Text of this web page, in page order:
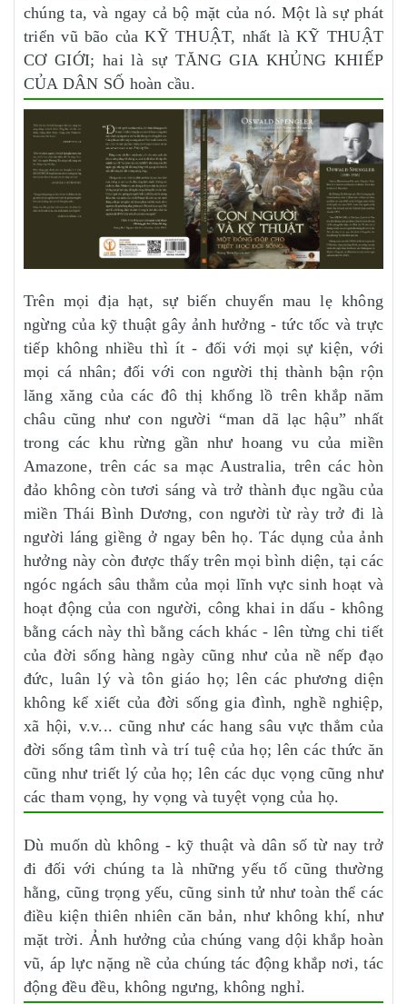
chúng ta, và ngay cả bộ mặt của nó. Một là sự phát
triển vũ bão của KỸ THUẬT, nhất là KỸ THUẬT
CƠ GIỚI; hai là sự TĂNG GIA KHỦNG KHIẾP
CỦA DÂN SỐ hoàn cầu.
Trên mọi địa hạt, sự biến chuyển mau lẹ không
ngừng của kỹ thuật gây ảnh hưởng - tức tốc và trực
tiếp không nhiều thì ít - đối với mọi sự kiện, với
mọi cá nhân; đối với con người thị thành bận rộn
lăng xăng của các đô thị khổng lồ trên khắp năm
châu cũng như con người “man dã lạc hậu” nhất
trong các khu rừng gần như hoang vu của miền
Amazone, trên các sa mạc Australia, trên các hòn
đảo không còn tươi sáng và trở thành đục ngầu của
miền Thái Bình Dương, con người từ rày trở đi là
người láng giềng ở ngay bên họ. Tác dụng của ảnh
hưởng này còn được thấy trên mọi bình diện, tại các
ngóc ngách sâu thẳm của mọi lĩnh vực sinh hoạt và
hoạt động của con người, công khai in dấu - không
bằng cách này thì bằng cách khác - lên từng chi tiết
của đời sống hàng ngày cũng như của nề nếp đạo
đức, luân lý và tôn giáo họ; lên các phương diện
không kể xiết của đời sống gia đình, nghề nghiệp,
xã hội, v.v... cũng như các hang sâu vực thẳm của
đời sống tâm tình và trí tuệ của họ; lên các thức ăn
cũng như triết lý của họ; lên các dục vọng cũng như
các tham vọng, hy vọng và tuyệt vọng của họ.
Dù muốn dù không - kỹ thuật và dân số từ nay trở
đi đối với chúng ta là những yếu tố cũng thường
hằng, cũng trọng yếu, cũng sinh tử như toàn thể các
điều kiện thiên nhiên căn bản, như không khí, như
mặt trời. Ảnh hưởng của chúng vang dội khắp hoàn
vũ, áp lực nặng nề của chúng tác động khắp nơi, tác
động đều đều, không ngưng, không nghỉ.